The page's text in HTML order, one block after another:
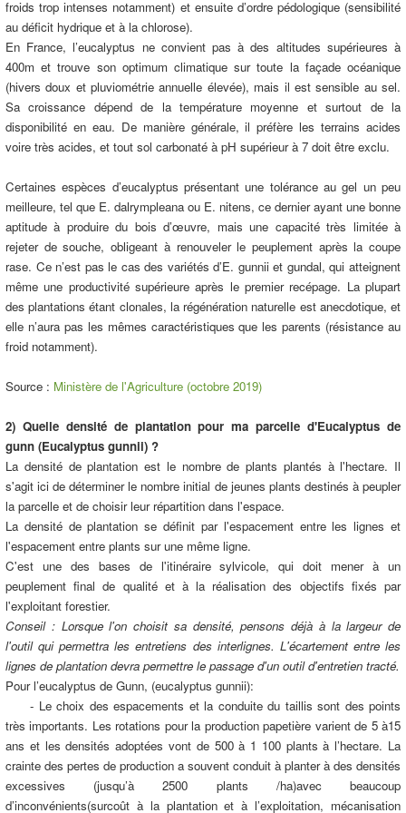
froids trop intenses notamment) et ensuite d’ordre pédologique (sensibilité
au déficit hydrique et à la chlorose).
En France, l’eucalyptus ne convient pas à des altitudes supérieures à
400m et trouve son optimum climatique sur toute la façade océanique
(hivers doux et pluviométrie annuelle élevée), mais il est sensible au sel.
Sa croissance dépend de la température moyenne et surtout de la
disponibilité en eau. De manière générale, il préfère les terrains acides
voire très acides, et tout sol carbonaté à pH supérieur à 7 doit être exclu.
Certaines espèces d’eucalyptus présentant une tolérance au gel un peu
meilleure, tel que E. dalrympleana ou E. nitens, ce dernier ayant une bonne
aptitude à produire du bois d’œuvre, mais une capacité très limitée à
rejeter de souche, obligeant à renouveler le peuplement après la coupe
rase. Ce n’est pas le cas des variétés d’E. gunnii et gundal, qui atteignent
même une productivité supérieure après le premier recépage. La plupart
des plantations étant clonales, la régénération naturelle est anecdotique, et
elle n’aura pas les mêmes caractéristiques que les parents (résistance au
froid notamment).
Source : Ministère de l'Agriculture (octobre 2019)
2) Quelle densité de plantation pour ma parcelle d'Eucalyptus de
gunn (Eucalyptus gunnii) ?
La densité de plantation est le nombre de plants plantés à l'hectare. Il
s'agit ici de déterminer le nombre initial de jeunes plants destinés à peupler
la parcelle et de choisir leur répartition dans l'espace.
La densité de plantation se définit par l'espacement entre les lignes et
l'espacement entre plants sur une même ligne.
C'est une des bases de l'itinéraire sylvicole, qui doit mener à un
peuplement final de qualité et à la réalisation des objectifs fixés par
l'exploitant forestier.
Conseil : Lorsque l'on choisit sa densité, pensons déjà à la largeur de
l'outil qui permettra les entretiens des interlignes. L'écartement entre les
lignes de plantation devra permettre le passage d'un outil d'entretien tracté.
Pour l’eucalyptus de Gunn, (eucalyptus gunnii):
- Le choix des espacements et la conduite du taillis sont des points
très importants. Les rotations pour la production papetière varient de 5 à15
ans et les densités adoptées vont de 500 à 1 100 plants à l’hectare. La
crainte des pertes de production a souvent conduit à planter à des densités
excessives (jusqu’à 2500 plants /ha)avec beaucoup
d’inconvénients(surcoût à la plantation et à l’exploitation, mécanisation